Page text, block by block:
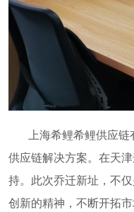
上海希鲤希鲤供应
供应链解决方案。在天
持。此次乔迁新址，不
创新的精神，不断开拓